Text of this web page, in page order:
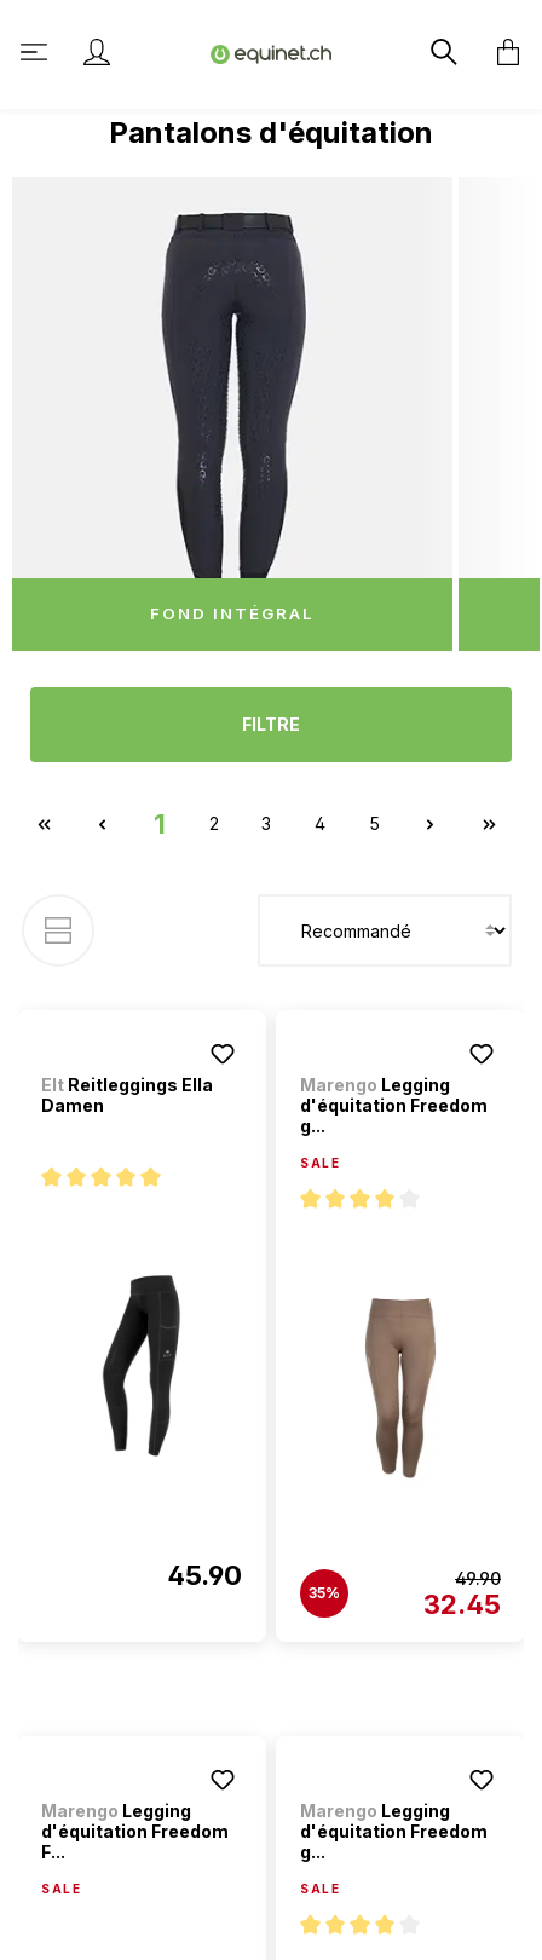
Pantalons d'équitation
FOND INTÉGRAL
FILTRE
1 2 3 4 5
Elt Reitleggings Ella
Damen
Note moyenne de 5 sur 5 étoiles
45.90
Marengo Legging
d'équitation Freedom
g...
SALE
35%
49.90
32.45
Marengo Legging
d'équitation Freedom
F...
SALE
Marengo Legging
d'équitation Freedom
g...
SALE